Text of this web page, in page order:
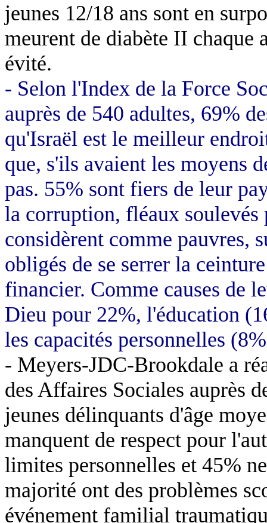
jeunes 12/18 ans sont en
meurent de diabète II chaque
évité.
- Selon l'Index de la Force
auprès de 540 adultes, 69%
qu'Israël est le meilleur
que, s'ils avaient les moyens
pas. 55% sont fiers de leur
la corruption, fléaux soulevés
considèrent comme pauvres,
obligés de se serrer la
financier. Comme causes de
Dieu pour 22%, l'éducation
les capacités personnelles
- Meyers-JDC-Brookdale a
des Affaires Sociales auprès
jeunes délinquants d'âge
manquent de respect pour
limites personnelles et 45%
majorité ont des problèmes
événement familial